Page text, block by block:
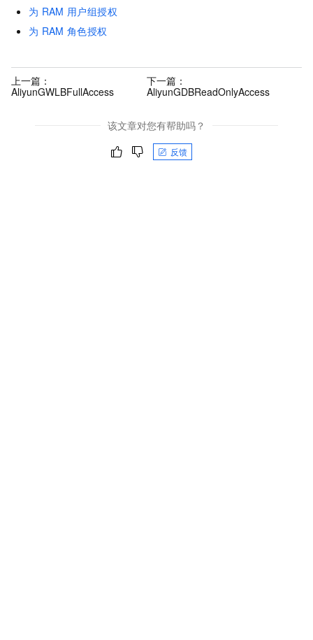
为 RAM 用户组授权
为 RAM 角色授权
上一篇：
AliyunGWLBFullAccess
下一篇：
AliyunGDBReadOnlyAccess
该文章对您有帮助吗？
反馈